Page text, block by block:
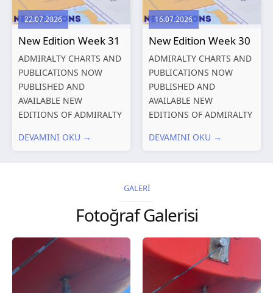
and other remarks
319
International chart
1602 China – Chang...
22.07.2026
New Edition Week 31
ADMIRALTY CHARTS AND
PUBLICATIONS NOW
PUBLISHED AND
AVAILABLE NEW
EDITIONS OF ADMIRALTY
PUBLICATIONS New
remarks 127 Korea
DEVAMINI OKU →
16.07.2026
New Edition Week 30
ADMIRALTY CHARTS AND
PUBLICATIONS NOW
PUBLISHED AND
AVAILABLE NEW
EDITIONS OF ADMIRALTY
PUBLICATIONS New
2026 Chart
Title, limits and other
remarks 67 Gulf of...
DEVAMINI OKU →
GALERİ
Fotoğraf Galerisi